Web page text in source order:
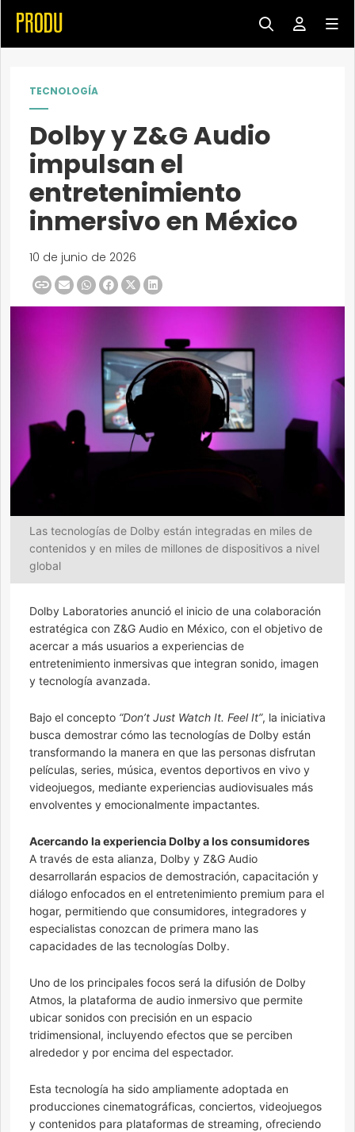
TECNOLOGÍA
Dolby y Z&G Audio
impulsan el
entretenimiento
inmersivo en México
10 de junio de 2026
Las tecnologías de Dolby están integradas en miles de
contenidos y en miles de millones de dispositivos a nivel
global
Dolby Laboratories anunció el inicio de una colaboración
estratégica con Z&G Audio en México, con el objetivo de
acercar a más usuarios a experiencias de
entretenimiento inmersivas que integran sonido, imagen
y tecnología avanzada.
Bajo el concepto “Don’t Just Watch It. Feel It”, la iniciativa
busca demostrar cómo las tecnologías de Dolby están
transformando la manera en que las personas disfrutan
películas, series, música, eventos deportivos en vivo y
videojuegos, mediante experiencias audiovisuales más
envolventes y emocionalmente impactantes.
Acercando la experiencia Dolby a los consumidores
A través de esta alianza, Dolby y Z&G Audio
desarrollarán espacios de demostración, capacitación y
diálogo enfocados en el entretenimiento premium para el
hogar, permitiendo que consumidores, integradores y
especialistas conozcan de primera mano las
capacidades de las tecnologías Dolby.
Uno de los principales focos será la difusión de Dolby
Atmos, la plataforma de audio inmersivo que permite
ubicar sonidos con precisión en un espacio
tridimensional, incluyendo efectos que se perciben
alrededor y por encima del espectador.
Esta tecnología ha sido ampliamente adoptada en
producciones cinematográficas, conciertos, videojuegos
y contenidos para plataformas de streaming, ofreciendo